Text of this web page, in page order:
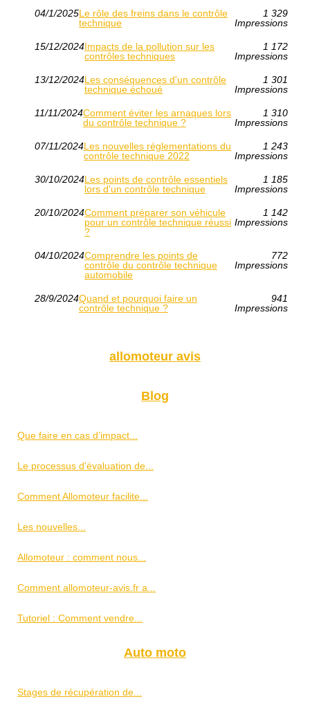
04/1/2025Le rôle des freins dans le contrôle
technique
1 329
Impressions
15/12/2024Impacts de la pollution sur les
contrôles techniques
1 172
Impressions
13/12/2024Les conséquences d'un contrôle
technique échoué
1 301
Impressions
11/11/2024Comment éviter les arnaques lors
du contrôle technique ?
1 310
Impressions
07/11/2024Les nouvelles réglementations du
contrôle technique 2022
1 243
Impressions
30/10/2024Les points de contrôle essentiels
lors d'un contrôle technique
1 185
Impressions
20/10/2024Comment préparer son véhicule
pour un contrôle technique réussi
?
1 142
Impressions
04/10/2024Comprendre les points de
contrôle du contrôle technique
automobile
772
Impressions
28/9/2024Quand et pourquoi faire un
contrôle technique ?
941
Impressions
allomoteur avis
Blog
Que faire en cas d’impact...
Le processus d'évaluation de...
Comment Allomoteur facilite...
Les nouvelles...
Allomoteur : comment nous...
Comment allomoteur-avis.fr a...
Tutoriel : Comment vendre...
Auto moto
Stages de récupération de...